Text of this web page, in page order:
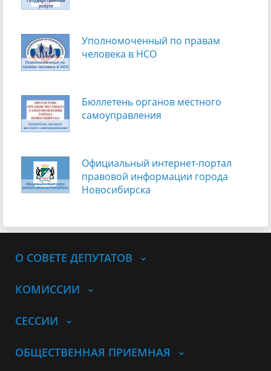
Уполномоченный по правам
человека в НСО
Бюллетень органов местного
самоуправления
Официальный интернет-портал
правовой информации города
Новосибирска
О СОВЕТЕ ДЕПУТАТОВ
КОМИССИИ
СЕССИИ
ОБЩЕСТВЕННАЯ ПРИЕМНАЯ